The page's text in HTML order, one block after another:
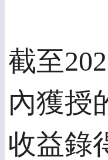
截至
內獲授
收益錄